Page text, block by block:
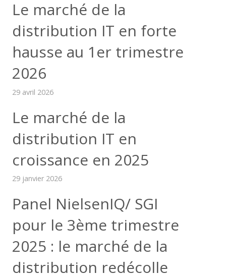
Le marché de la
distribution IT en forte
hausse au 1er trimestre
2026
29 avril 2026
Le marché de la
distribution IT en
croissance en 2025
29 janvier 2026
Panel NielsenIQ/ SGI
pour le 3ème trimestre
2025 : le marché de la
distribution redécolle